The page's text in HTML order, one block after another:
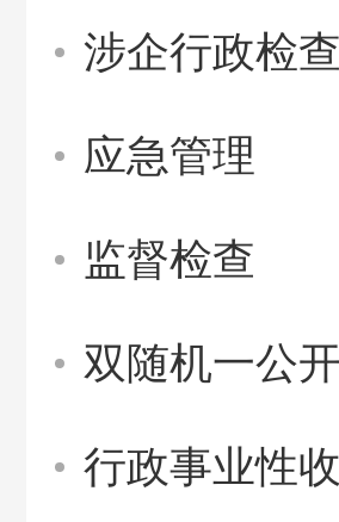
涉企行政检
应急管理
监督检查
双随机一公开
行政事业性